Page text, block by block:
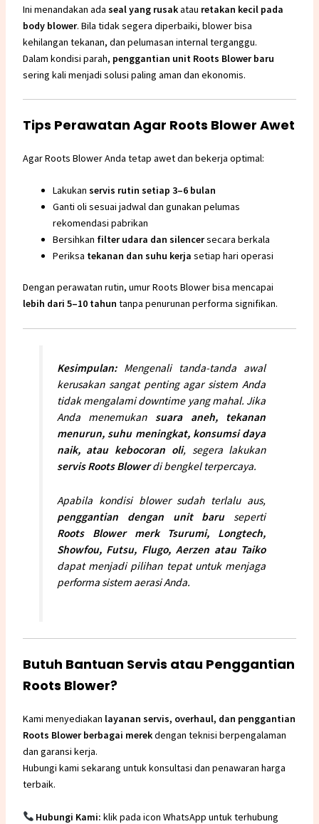
Ini menandakan ada seal yang rusakatau retakan kecil pada
body blower. Bila tidak segera diperbaiki, blower bisa
kehilangan tekanan, dan pelumasan internal terganggu.
Dalam kondisi parah, penggantian unit Roots Blowerbaru
sering kali menjadi solusi paling aman dan ekonomis.
Tips Perawatan Agar Roots Blower Awet
Agar Roots Blower Anda tetap awet dan bekerja optimal:
Lakukan servis rutin setiap 3–6 bulan
Ganti oli sesuai jadwal dan gunakan pelumas
rekomendasi pabrikan
Bersihkan filter udara dan silencersecara berkala
Periksa tekanan dan suhu kerja setiap hari operasi
Dengan perawatan rutin, umur Roots Blower bisa mencapai
lebih dari 5–10 tahun tanpa penurunan performa signifikan.
Kesimpulan: Mengenali tanda-tanda awal
kerusakan sangat penting agar sistem Anda
tidak mengalami downtime yang mahal. Jika
Anda menemukan suara aneh, tekanan
menurun, suhu meningkat, konsumsi daya
naik, atau kebocoran oli, segera lakukan
servis Roots Blowerdi bengkel terpercaya.
Apabila kondisi blower sudah terlalu aus,
penggantian dengan unit baruseperti
Roots Blower merk Tsurumi, Longtech,
Showfou, Futsu, Flugo, Aerzen atau Taiko
dapat menjadi pilihan tepat untuk menjaga
performa sistem aerasi Anda.
Butuh Bantuan Servis atau Penggantian
Roots Blower?
Kami menyediakan layanan servis, overhaul, dan penggantian
Roots Blower berbagai merekdengan teknisi berpengalaman
dan garansi kerja.
Hubungi kami sekarang untuk konsultasi dan penawaran harga
terbaik.
Hubungi Kami: klik pada icon WhatsApp untuk terhubung